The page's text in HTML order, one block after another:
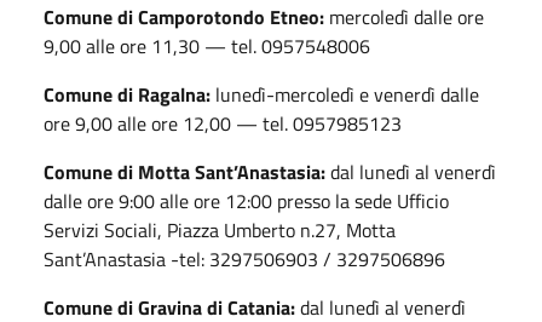
Comune di Camporotondo Etneo: mercoledì dalle ore
9,00 alle ore 11,30 — tel. 0957548006
Comune di Ragalna: lunedì-mercoledì e venerdì dalle
ore 9,00 alle ore 12,00 — tel. 0957985123
Comune di Motta Sant’Anastasia:dal lunedì al venerdì
dalle ore 9:00 alle ore 12:00 presso la sede Ufficio
Servizi Sociali, Piazza Umberto n.27, Motta
Sant’Anastasia -tel: 3297506903 / 3297506896
Comune di Gravina di Catania:dal lunedì al venerdì